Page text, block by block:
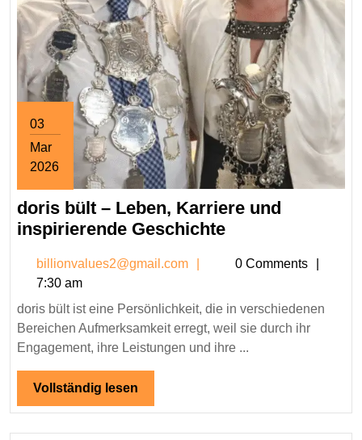
03
Mar
2026
3,
2026
doris bült – Leben, Karriere und
inspirierende Geschichtedoris
Karriere
und
inspirierende
billionvalues2@gmail.com
0 Comments
7:30 am
doris bült ist eine Persönlichkeit, die in verschiedenen
Bereichen Aufmerksamkeit erregt, weil sie durch ihr
Engagement, ihre Leistungen und ihre ...
Vollständig lesen
lesen